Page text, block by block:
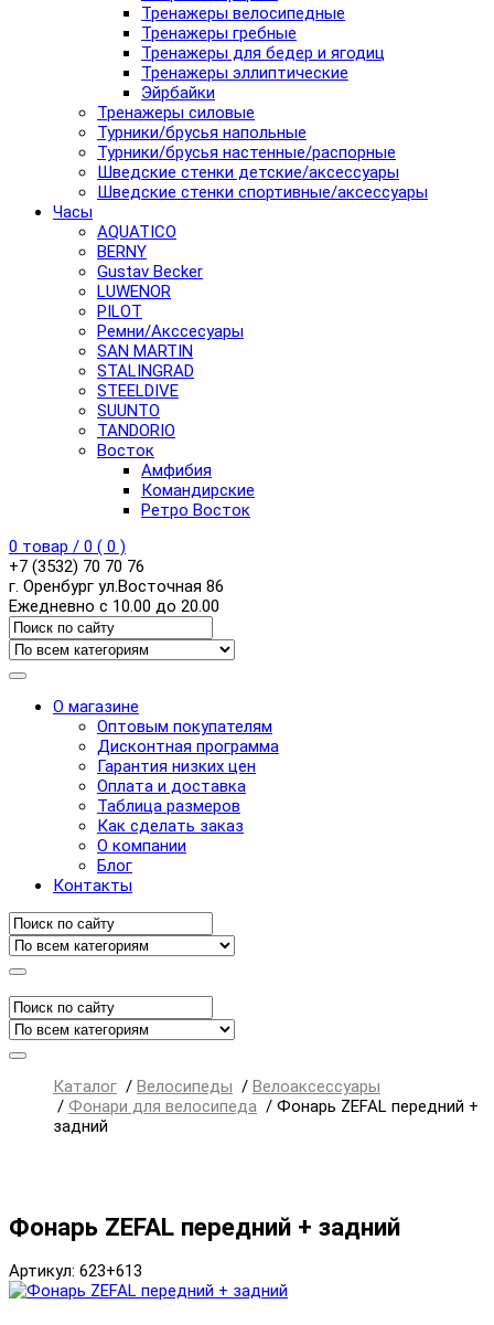
Тренажеры велосипедные
Тренажеры гребные
Тренажеры для бедер и ягодиц
Тренажеры эллиптические
Эйрбайки
Тренажеры силовые
Турники/брусья напольные
Турники/брусья настенные/распорные
Шведские стенки детские/аксессуары
Шведские стенки спортивные/аксессуары
Часы
AQUATICO
BERNY
Gustav Becker
LUWENOR
PILOT
Pемни/Акссесуары
SAN MARTIN
STALINGRAD
STEELDIVE
SUUNTO
TANDORIO
Восток
Амфибия
Командирские
Ретро Восток
0 товар / 0 ( 0 )
+7 (3532) 70 70 76
г. Оренбург ул.Восточная 86
Ежедневно с 10.00 до 20.00
О магазине
Оптовым покупателям
Дисконтная программа
Гарантия низких цен
Оплата и доставка
Таблица размеров
Как сделать заказ
О компании
Блог
Контакты
Каталог / Велосипеды / Велоаксессуары
/ Фонари для велосипеда / Фонарь ZEFAL передний +
задний
Фонарь ZEFAL передний + задний
Артикул: 623+613